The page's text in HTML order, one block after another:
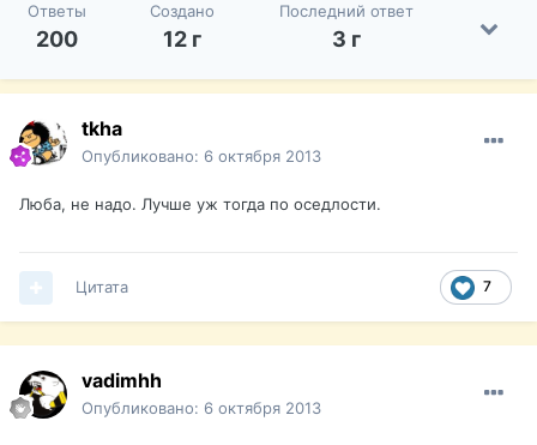
Ответы
200
Создано
12 г
Последний ответ
3 г
tkha
Опубликовано: 6 октября 2013
Люба, не надо. Лучше уж тогда по оседлости.
7
Цитата
vadimhh
Опубликовано: 6 октября 2013